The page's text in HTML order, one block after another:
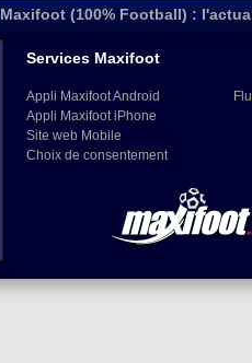
Maxifoot (100% Football) :
Services Maxifoot
Appli Maxifoot Android
Appli Maxifoot iPhone
Site web Mobile
Choix de consentement